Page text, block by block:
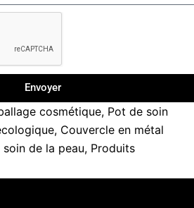
Envoyer
cosmétique, Pot de soin
, Couvercle en métal
de la peau, Produits